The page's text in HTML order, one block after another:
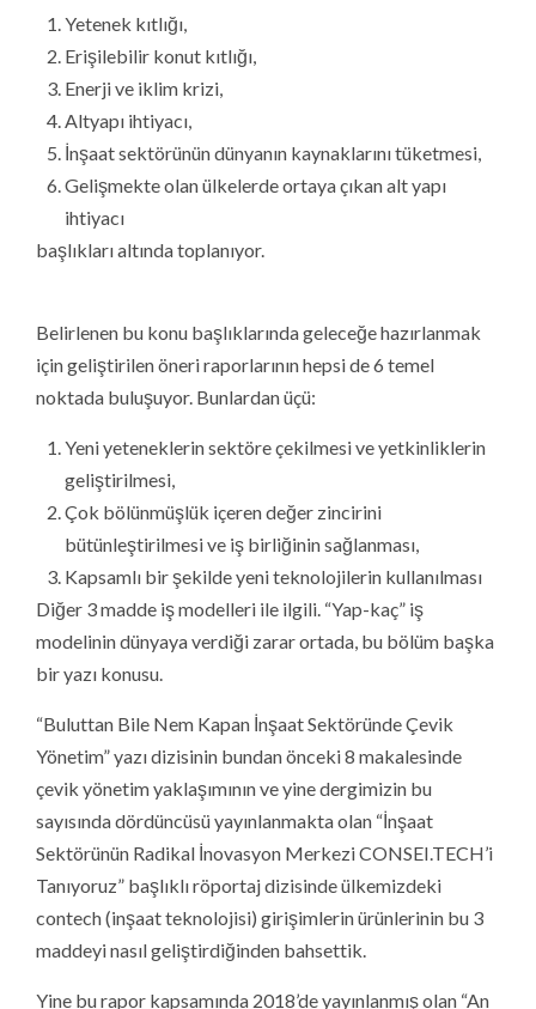
Yetenek kıtlığı,
Erişilebilir konut kıtlığı,
Enerji ve iklim krizi,
Altyapı ihtiyacı,
İnşaat sektörünün dünyanın kaynaklarını tüketmesi,
Gelişmekte olan ülkelerde ortaya çıkan alt yapı
ihtiyacı
başlıkları altında toplanıyor.
Belirlenen bu konu başlıklarında geleceğe hazırlanmak
için geliştirilen öneri raporlarının hepsi de 6 temel
noktada buluşuyor. Bunlardan üçü:
Yeni yeteneklerin sektöre çekilmesi ve yetkinliklerin
geliştirilmesi,
Çok bölünmüşlük içeren değer zincirini
bütünleştirilmesi ve iş birliğinin sağlanması,
Kapsamlı bir şekilde yeni teknolojilerin kullanılması
Diğer 3 madde iş modelleri ile ilgili. “Yap-kaç” iş
modelinin dünyaya verdiği zarar ortada, bu bölüm başka
bir yazı konusu.
“Buluttan Bile Nem Kapan İnşaat Sektöründe Çevik
Yönetim” yazı dizisinin bundan önceki 8 makalesinde
çevik yönetim yaklaşımının ve yine dergimizin bu
sayısında dördüncüsü yayınlanmakta olan “İnşaat
Sektörünün Radikal İnovasyon Merkezi CONSEI.TECH’i
Tanıyoruz” başlıklı röportaj dizisinde ülkemizdeki
contech (inşaat teknolojisi) girişimlerin ürünlerinin bu 3
maddeyi nasıl geliştirdiğinden bahsettik.
Yine bu rapor kapsamında 2018’de yayınlanmış olan “An